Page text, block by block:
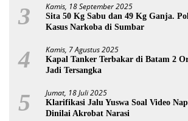
3 Kamis, 18 September 2025
Sita 50 Kg Sabu dan 49 Kg Ganja.
Kasus Narkoba di Sumbar
4 Kamis, 7 Agustus 2025
Kapal Tanker Terbakar di Batam 2
Jadi Tersangka
5 Jumat, 18 Juli 2025
Klarifikasi Jalu Yuswa Soal Video
Dinilai Akrobat Narasi